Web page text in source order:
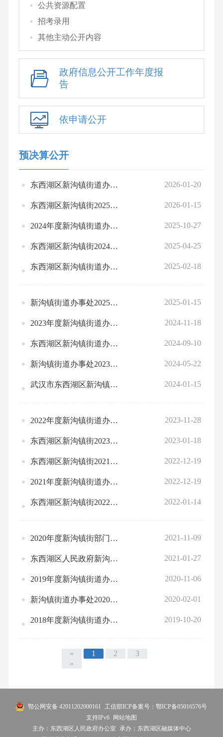
公共资源配置
招考录用
其他主动公开内容
政府信息公开工作年度报
告
依申请公开
预决算公开
东西湖区新沟镇街道办事处2026年预算公开 2026-01-20
东西湖区新沟镇街2025年1-12月份全区绩效运行监控情况统计表 2026-01-15
2024年度新沟镇街道办事处部门决算公开 2025-10-27
东西湖区新沟镇街2024年部门整体、项目绩效自评情况表、汇总表 2025-04-25
东西湖区新沟镇街道办事处2024年度部门预算绩效运行监控情况 2025-02-18
新沟镇街道办事处2025年部门预算公开 2025-01-15
2023年度新沟镇街道办事处部门决算公开 2024-11-18
东西湖区新沟镇街道办事处2024年1-7月绩效运行监控情况统计表 2024-09-10
新沟镇街道办事处2023年度部门整体、项目绩效自评情况表 2024-05-22
武汉市东西湖区新沟镇街道办事处2024 年部门预算公开 2024-01-15
2022年度新沟镇街道办事处部门决算公开 2023-11-28
东西湖区新沟镇街2023年度部门预算公开 2023-01-18
东西湖区新沟镇街2021预算绩效评价结果应用情况统计表 2022-12-19
2021年度新沟镇街道办事处部门决算公开 2022-12-19
东西湖区新沟镇街2022年部门预算公开 2022-01-14
2020年度新沟镇街部门决算 2021-11-09
东西湖区人民政府新沟镇街道办事处 2021年部门预算公开 2021-01-27
2019年度新沟镇街道办事处部门决算 2020-11-06
新沟镇街道办事处2020年部门预算公开 2020-02-01
2018年度新沟镇街道办事处部门决算 2019-10-20
« 1 2
3
»
鄂公网安备 42011202000161
工信部ICP备案号：鄂ICP备05016576号
支持IPv6 网站地图
主办：东西湖区人民政府办公室
承办：东西湖区融媒体中心